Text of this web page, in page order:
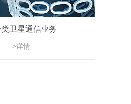
卫星通信业务
>详情